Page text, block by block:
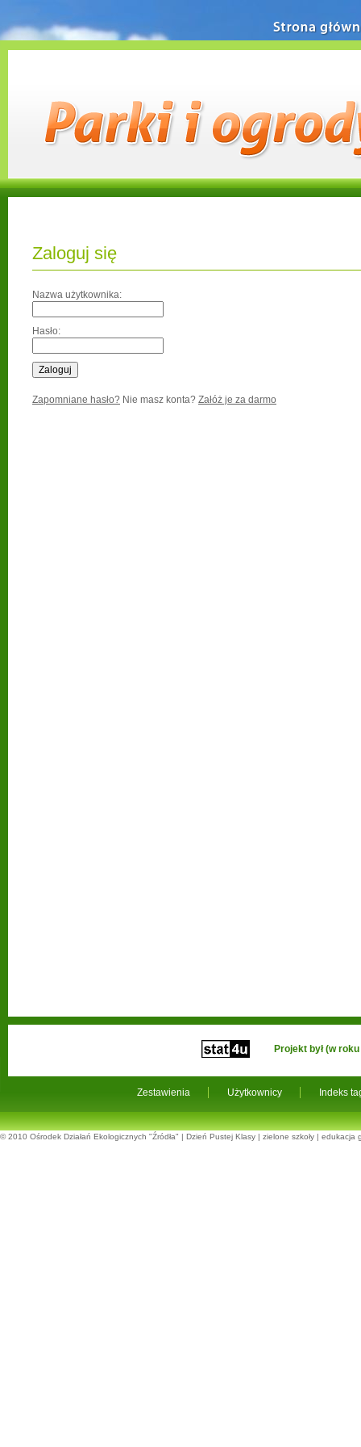
Zaloguj się
Nazwa użytkownika:
Hasło:
Zapomniane hasło? Nie masz konta? Załóż je za darmo
Strona główna
Zestawienia Użytkownicy Indeks
Projekt był (w
© 2010 Ośrodek Działań Ekologicznych "Źródła" | Dzień Pustej Klasy | zielone szkoły | edukacja